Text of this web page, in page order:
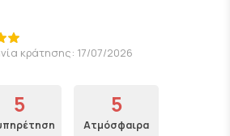
κράτησης: 17/07/2026
5 5
Ατμόσφαιρα